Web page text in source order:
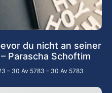
du nicht an seiner
Parascha Schoftim
– 30 Av 5783 – 30 Av 5783